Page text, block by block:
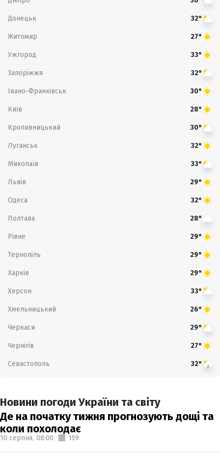
Донецьк 32°
Житомир 27°
Ужгород 33°
Запоріжжя 32°
Івано-Франківськ 30°
Київ 28°
Кропивницький 30°
Луганськ 32°
Миколаїв 33°
Львів 29°
Одеса 32°
Полтава 28°
Рівне 29°
Тернопіль 29°
Харків 29°
Херсон 33°
Хмельницький 26°
Черкаси 29°
Чернігів 27°
Севастополь 32°
Новини погоди України та світу
Де на початку тижня прогнозують дощі та
коли похолодає
10 серпня, 08:00 159